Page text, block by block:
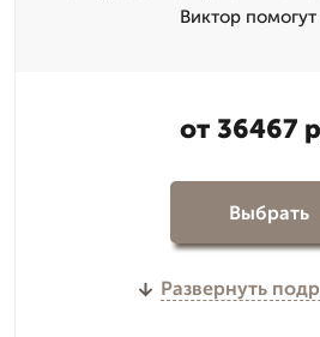
Виктор
от 36467
Выбрать
Развернуть